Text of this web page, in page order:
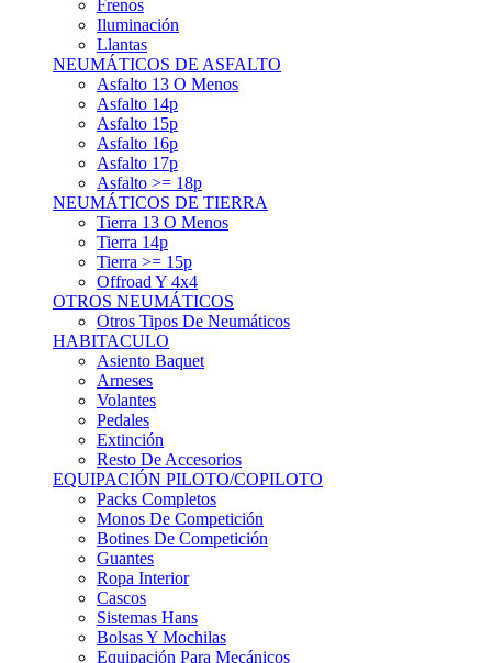
Frenos
Iluminación
Llantas
NEUMÁTICOS DE ASFALTO
Asfalto 13 O Menos
Asfalto 14p
Asfalto 15p
Asfalto 16p
Asfalto 17p
Asfalto >= 18p
NEUMÁTICOS DE TIERRA
Tierra 13 O Menos
Tierra 14p
Tierra >= 15p
Offroad Y 4x4
OTROS NEUMÁTICOS
Otros Tipos De Neumáticos
HABITACULO
Asiento Baquet
Arneses
Volantes
Pedales
Extinción
Resto De Accesorios
EQUIPACIÓN PILOTO/COPILOTO
Packs Completos
Monos De Competición
Botines De Competición
Guantes
Ropa Interior
Cascos
Sistemas Hans
Bolsas Y Mochilas
Equipación Para Mecánicos